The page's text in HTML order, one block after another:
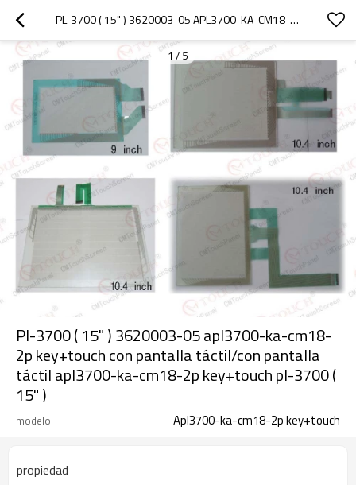
PL-3700 ( 15" ) 3620003-05 APL3700-KA-CM18-2P KEY+TOUCH CON PANTALLA TÁCTIL/CON PANTALLA TÁCTIL APL3700-KA-CM18-2P KEY+TOUCH PL-3700 ( 15" )
1 / 5
Pl-3700 ( 15" ) 3620003-05 apl3700-ka-cm18-
2p key+touch con pantalla táctil/con pantalla
táctil apl3700-ka-cm18-2p key+touch pl-3700 (
15" )
modelo Apl3700-ka-cm18-2p key+touch
propiedad